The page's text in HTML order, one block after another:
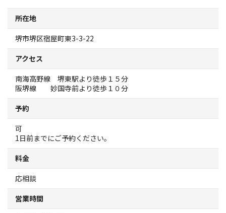
スポーツ施設
NEWS
お問い合わせ
堺ナビ
ようこそ堺へ！
地図から探す
スポット検索
観光案内所
所在地
堺市堺区宿屋町東3-3-22
アクセス
南海高野線 堺東駅より徒歩１５分
阪堺線 妙国寺前より徒歩１０分
予約
可
1日前までにご予約ください。
料金
応相談
営業時間